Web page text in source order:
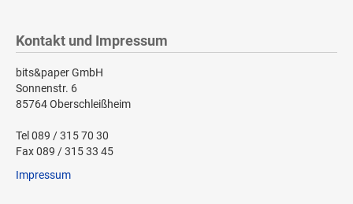
Kontakt und Impressum
bits&paper GmbH
Sonnenstr. 6
85764 Oberschleißheim
Tel 089 / 315 70 30
Fax 089 / 315 33 45
Impressum